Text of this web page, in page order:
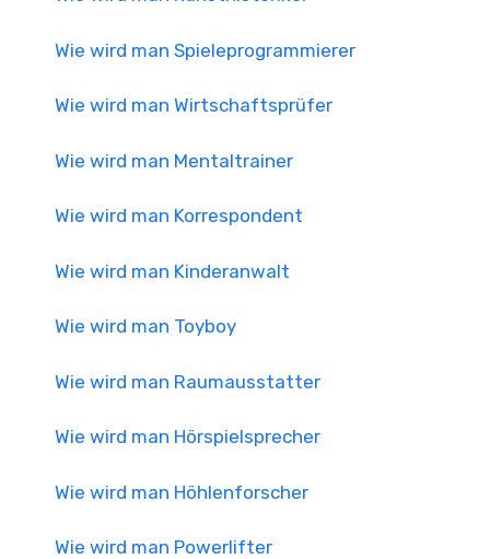
Wie wird man Spieleprogrammierer
Wie wird man Wirtschaftsprüfer
Wie wird man Mentaltrainer
Wie wird man Korrespondent
Wie wird man Kinderanwalt
Wie wird man Toyboy
Wie wird man Raumausstatter
Wie wird man Hörspielsprecher
Wie wird man Höhlenforscher
Wie wird man Powerlifter